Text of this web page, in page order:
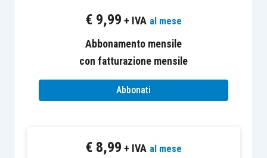
Piano attestato, di cui all’attuale
articolo 67 L.F., continuerà ad avere natura
prettamente stragiudiziale finalizzata al
risanamento dello stato di pre-insolvenza; nella
non si rinvengono particolari modifiche
€ 9,99 + IVA al mese
Abbonamento mensile
con fatturazione mensile
Abbonati
€ 8,99 + IVA al mese